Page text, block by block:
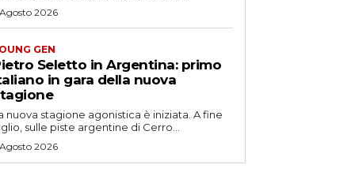
2026
GEN
Seletto in Argentina: primo
in gara della nuova
nuova stagione agonistica è iniziata. A fine
sulle piste argentine di Cerro...
2026